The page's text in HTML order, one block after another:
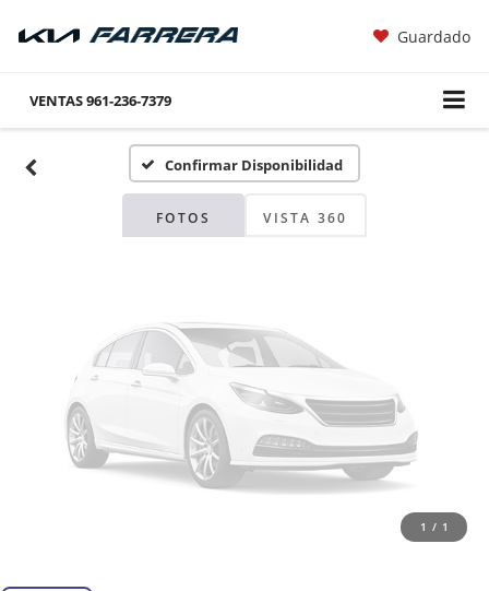
Guardado
VENTAS961-236-7379
Confirmar Disponibilidad
FOTOS VISTA 360
Fotos No
Disponibles
Por favor, revise luego
1 / 1